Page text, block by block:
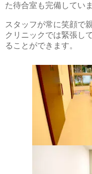
た待合室も完備していま
スタッフが常に笑顔で
クリニックでは緊張し
ることができます。